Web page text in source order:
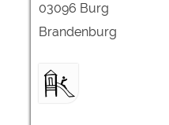
03096 Burg
Brandenburg